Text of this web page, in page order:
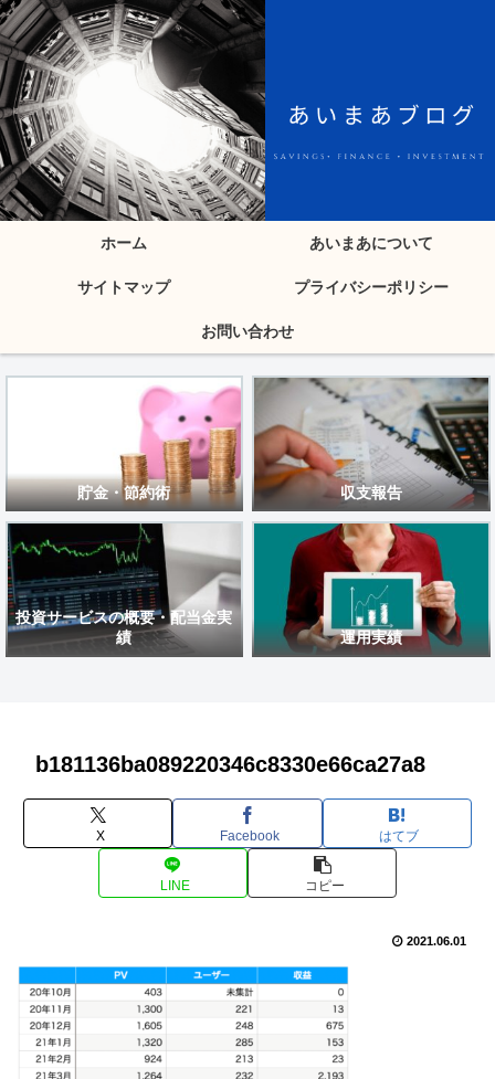
ホーム あいまあについて
サイトマップ プライバシーポリシー
お問い合わせ
貯金・節約術 収支報告
投資サービスの概要・配当金実
績
運用実績
b181136ba089220346c8330e66ca27a8
X Facebook はてブ
LINE コピー
2021.06.01